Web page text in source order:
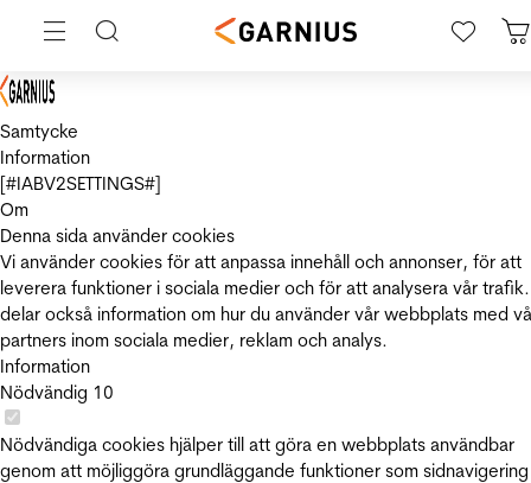
Samtycke
Information
[#IABV2SETTINGS#]
Om
Denna sida använder cookies
Vi använder cookies för att anpassa innehåll och annonser, för att
leverera funktioner i sociala medier och för att analysera vår
delar också information om hur du använder vår webbplats med
partners inom sociala medier, reklam och analys.
Information
Nödvändig 10
Nödvändiga cookies hjälper till att göra en webbplats användbar
genom att möjliggöra grundläggande funktioner som